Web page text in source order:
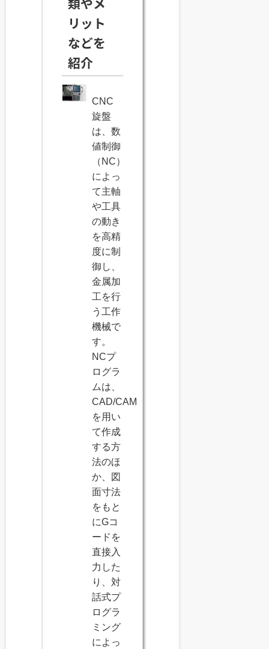
リット
などを
紹介
CNC
旋盤
は、数
値制御
（NC）
によっ
て主軸
や工具
の動き
を高精
度に制
御し、
金属加
工を行
う工作
機械で
す。
NCプ
ログラ
ムは、
CAD/CAM
を用い
て作成
する方
法のほ
か、図
面寸法
をもと
にGコ
ードを
直接入
力した
り、対
話式プ
ログラ
ミング
によっ